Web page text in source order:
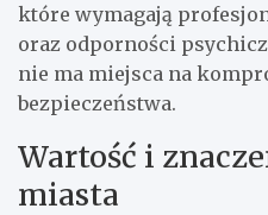
które wymagają
oraz odporności
nie ma miejsca na
bezpieczeństwa.
Wartość i
miasta